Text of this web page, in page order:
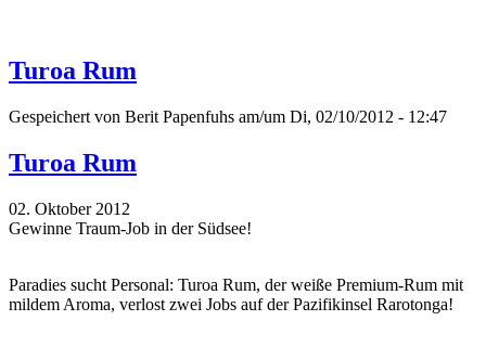
Turoa Rum
Gespeichert von Berit Papenfuhs am/um Di, 02/10/2012 - 12:47
Turoa Rum
02. Oktober 2012
Gewinne Traum-Job in der Südsee!
Paradies sucht Personal: Turoa Rum, der weiße Premium-Rum mit
mildem Aroma, verlost zwei Jobs auf der Pazifikinsel Rarotonga!